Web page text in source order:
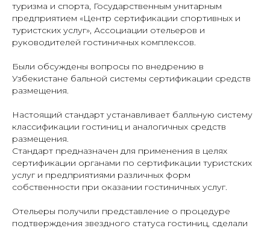
туризма и спорта, Государственным унитарным
предприятием «Центр сертификации спортивных и
туристских услуг», Ассоциации отельеров и
руководителей гостиничных комплексов.
Были обсуждены вопросы по внедрению в
Узбекистане бальной системы сертификации средств
размещения.
Настоящий стандарт устанавливает балльную систему
классификации гостиниц и аналогичных средств
размещения.
Стандарт предназначен для применения в целях
сертификации органами по сертификации туристских
услуг и предприятиями различных форм
собственности при оказании гостиничных услуг.
Отельеры получили представление о процедуре
подтверждения звездного статуса гостиниц, сделали